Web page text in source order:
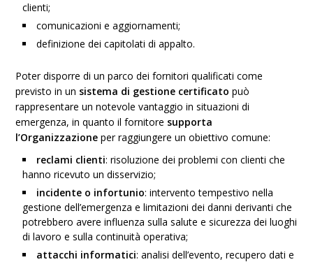
clienti;
comunicazioni e aggiornamenti;
definizione dei capitolati di appalto.
Poter disporre di un parco dei fornitori qualificati come
previsto in un sistema di gestione certificato può
rappresentare un notevole vantaggio in situazioni di
emergenza, in quanto il fornitore supporta
l’Organizzazione per raggiungere un obiettivo comune:
reclami clienti: risoluzione dei problemi con clienti che
hanno ricevuto un disservizio;
incidente o infortunio: intervento tempestivo nella
gestione dell’emergenza e limitazioni dei danni derivanti che
potrebbero avere influenza sulla salute e sicurezza dei luoghi
di lavoro e sulla continuità operativa;
attacchi informatici: analisi dell’evento, recupero dati e